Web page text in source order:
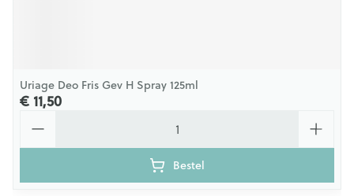
Uriage Deo Fris Gev H Spray 125ml
€ 11,50
Bestel